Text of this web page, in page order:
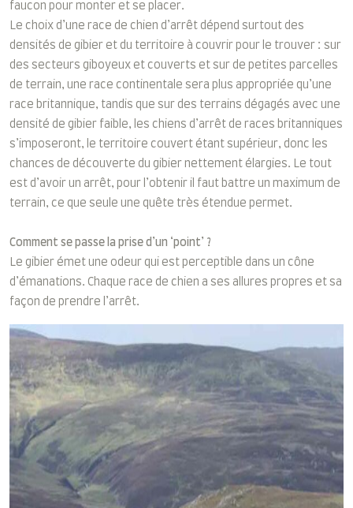
faucon pour monter et se placer.
Le choix d’une race de chien d’arrêt dépend surtout des
densités de gibier et du territoire à couvrir pour le trouver : sur
des secteurs giboyeux et couverts et sur de petites parcelles
de terrain, une race continentale sera plus appropriée qu’une
race britannique, tandis que sur des terrains dégagés avec une
densité de gibier faible, les chiens d’arrêt de races britanniques
s’imposeront, le territoire couvert étant supérieur, donc les
chances de découverte du gibier nettement élargies. Le tout
est d’avoir un arrêt, pour l’obtenir il faut battre un maximum de
terrain, ce que seule une quête très étendue permet.
Comment se passe la prise d’un ‘point’ ?
Le gibier émet une odeur qui est perceptible dans un cône
d’émanations. Chaque race de chien a ses allures propres et sa
façon de prendre l’arrêt.